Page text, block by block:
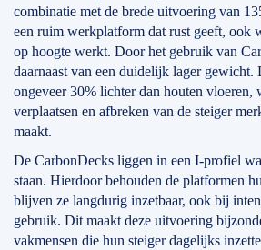
combinatie met de brede uitvoering van
een ruim werkplatform dat rust geeft, ook
op hoogte werkt. Door het gebruik van
daarnaast van een duidelijk lager gewicht.
ongeveer 30% lichter dan houten vloeren,
verplaatsen en afbreken van de steiger
maakt.
De CarbonDecks liggen in een I-profiel
staan. Hierdoor behouden de platformen
blijven ze langdurig inzetbaar, ook bij
gebruik. Dit maakt deze uitvoering
vakmensen die hun steiger dagelijks